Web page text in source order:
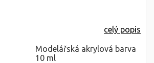
celý popis
Modelářská akrylová barva
10 ml